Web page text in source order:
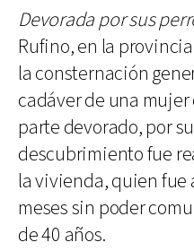
Devorada por sus
Rufino, en la
la consternación
cadáver de una
parte devorado, por
descubrimiento fue
la vivienda, quien fue
meses sin poder
de 40 años.